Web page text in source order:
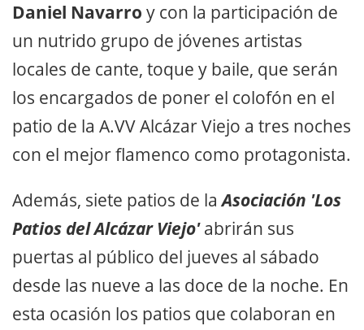
Daniel Navarro y con la participación de
un nutrido grupo de jóvenes artistas
locales de cante, toque y baile, que serán
los encargados de poner el colofón en el
patio de la A.VV Alcázar Viejo a tres noches
con el mejor flamenco como protagonista.
Además, siete patios de la Asociación 'Los
Patios del Alcázar Viejo'abrirán sus
puertas al público del jueves al sábado
desde las nueve a las doce de la noche. En
esta ocasión los patios que colaboran en